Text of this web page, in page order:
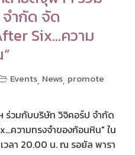
ำกัด จัด
Six…ความ
Events, News, promote
ร่วมกับบริษัท วิจิคอร์ป จำกัด
ความทรงจำของก้อนหิน" ใน
วลา 20.00 น. ณ รอยัล พารา